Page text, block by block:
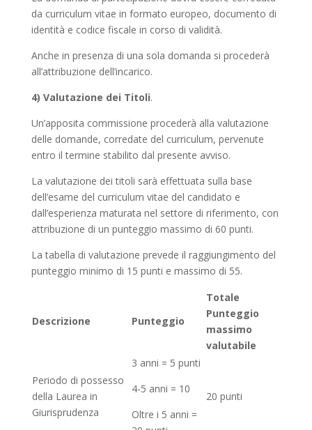
da curriculum vitae in formato europeo, documento di
identità e codice fiscale in corso di validità.
Anche in presenza di una sola domanda si procederà
all’attribuzione dell’incarico.
4) Valutazione dei Titoli.
Un’apposita commissione procederà alla valutazione
delle domande, corredate del curriculum, pervenute
entro il termine stabilito dal presente avviso.
La valutazione dei titoli sarà effettuata sulla base
dell’esame del curriculum vitae del candidato e
dall’esperienza maturata nel settore di riferimento, con
attribuzione di un punteggio massimo di 60 punti.
La tabella di valutazione prevede il raggiungimento del
punteggio minimo di 15 punti e massimo di 55.
Descrizione Punteggio
Totale
Punteggio
massimo
valutabile
Periodo di possesso
della Laurea in
Giurisprudenza
3 anni = 5 punti
4-5 anni = 10
Oltre i 5 anni =
20 punti